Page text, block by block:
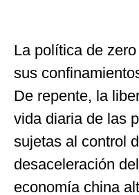
La política de
sus
De repente, la
vida diaria de las
sujetas al control
desaceleración
economía china